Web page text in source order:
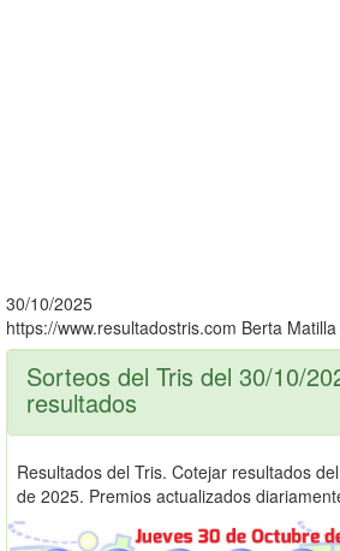
30/10/2025
https://www.resultadostris.com Berta Matilla
Sorteos del Tris del 30/10/
resultados
Resultados del Tris. Cotejar resultados
de 2025. Premios actualizados